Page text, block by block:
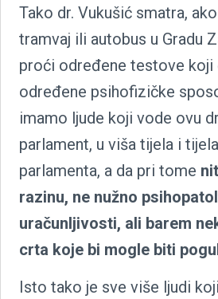
Tako dr. Vukušić smatra,
tramvaj ili autobus u Gradu
proći određene testove koji
određene psihofizičke
imamo ljude koji vode ovu
parlament, u viša tijela i
parlamenta, a da pri tome
razinu, ne nužno
uračunljivosti, ali barem
crta koje bi mogle biti
Isto tako je sve više ljudi